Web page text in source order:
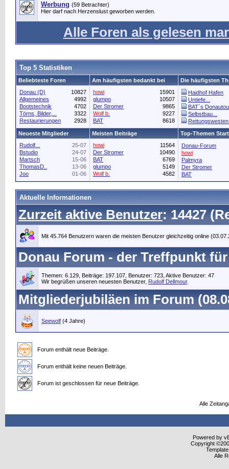
Werbung (59 Betrachter)
Hier darf nach Herzenslust geworben werden.
Alle Foren als gelesen
Top 5 Statistiken
Beliebteste Foren Am häufigsten bedankt bei
Die häufigsten
Donau (D)
10827
Allgemeines
4992
Bootstechnik
4702
Törns, Bilder,...
3322
Restaurierungen
2928
howi
15901
glumpo
10507
Der Stromer
9865
Wolf b.
9227
BAT
8618
Haidhof Hafen
Untiefe...
BAT´s
Selbstbau...
Neueste Mitglieder
Meisten Beiträge
Top-Themen
Rudolf...
25-07
Bstudio
24-07
Martsch
15-06
ThomasD..
13-06
Joo
01-06
howi
11564
Der Stromer
10490
BAT
6769
glumpo
5149
Wolf b.
4582
Donau-Forum
howi
Palmyra
Der Stromer
BAT
Aktuelle Informationen
Zurzeit aktive Benutzer: 14427
Mit 45.764 Benutzern waren die meisten Benutzer gleichzeitig online
Donau Forum - der Treffpunkt
Themen: 6.129, Beiträge: 197.107, Benutzer: 723, Aktive Benutzer: 47
Wir begrüßen unseren neuesten Benutzer, Rudolf Dellmour.
Mitgliederjubiläen im Forum
Seewolf (4 Jahre)
Forum enthält neue Beiträge.
Forum enthält keine neuen Beiträge.
Forum ist geschlossen für neue Beiträge.
Alle
Powered by
Copyright
Alle